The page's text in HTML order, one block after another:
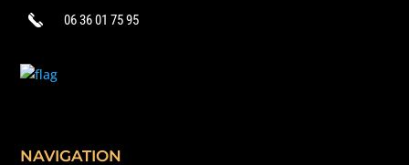
06 36 01 75 95
NAVIGATION